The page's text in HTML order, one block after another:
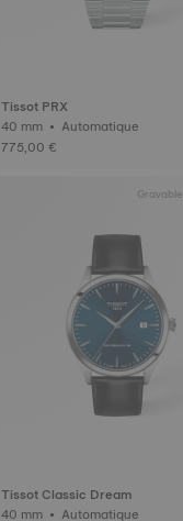
Tissot PRX
40 mm • Automatique
775,00 €
Gravable
Tissot Classic Dream
40 mm • Automatique